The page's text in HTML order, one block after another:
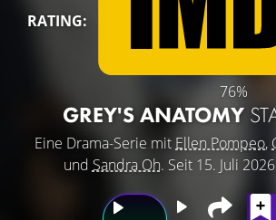
RATING:
76%
GREY'S ANATOMY
Eine Drama-Serie mit Ellen Pompeo,
und Sandra Oh. Seit 15. Juli